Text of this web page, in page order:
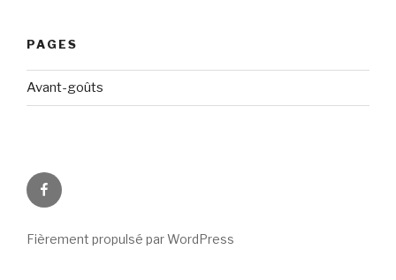
PAGES
Avant-goûts
Circadismes
sur
Fièrement propulsé par WordPress